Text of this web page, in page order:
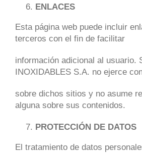
ENLACES
Esta página web puede incluir
terceros con el fin de facilitar
información adicional al usuario.
INOXIDABLES S.A. no ejerce
sobre dichos sitios y no asume
alguna sobre sus contenidos.
PROTECCIÓN DE DATOS
El tratamiento de datos